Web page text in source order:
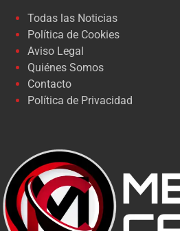
Todas las Noticias
Política de Cookies
Aviso Legal
Quiénes Somos
Contacto
Política de Privacidad